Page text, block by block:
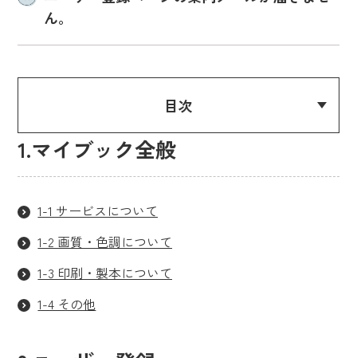
ん。
目次
1.マイブック全般
1-1 サービスについて
1-2 画質・色調について
1-3 印刷・製本について
1-4 その他